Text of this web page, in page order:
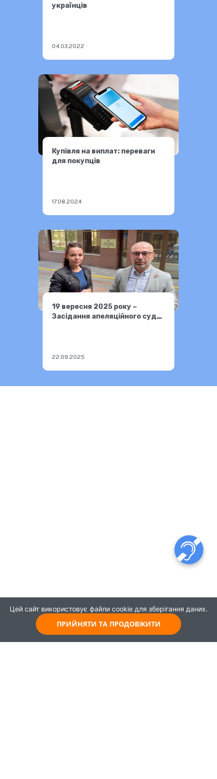
українців
04.03.2022
Купівля на виплат: переваги
для покупців
17.08.2024
19 вересня 2025 року –
Засідання апеляційного суду
22.09.2025
Цей сайт використовує файли cookie для зберігання даних.
ПРИЙНЯТИ ТА ПРОДОВЖИТИ